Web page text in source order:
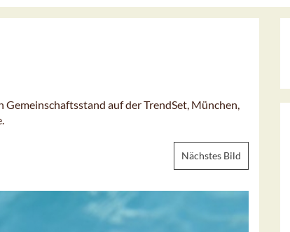
auf der TrendSet, München,
Nächstes Bild